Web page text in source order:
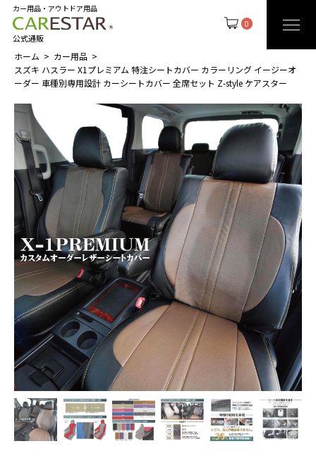
0
カー用品・アウトドア用品
公式通販
ホーム
カー用品
スズキ ハスラー X1プレミアム 特注シートカバー カラーリング イージーオ
ーダー 車種別専用設計 カーシートカバー 全席セット Z-style ケアスター